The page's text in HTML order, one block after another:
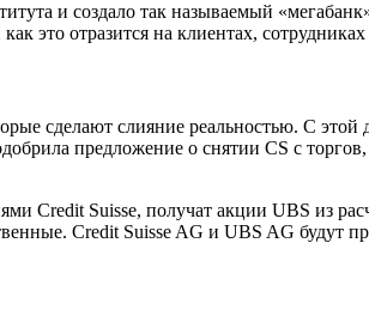
и создало так называемый
это отразится на клиентах,
сделают слияние реальностью. С
предложение о снятии CS с торгов,
Credit Suisse, получат акции UBS из
Credit Suisse AG и UBS AG будут